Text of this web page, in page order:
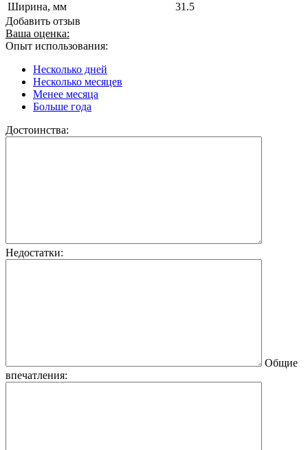
Ширина, мм
31.5
Добавить отзыв
Ваша оценка:
Опыт использования:
Несколько дней
Несколько месяцев
Менее месяца
Больше года
Достоинства:
Недостатки:
Общие
впечатления: